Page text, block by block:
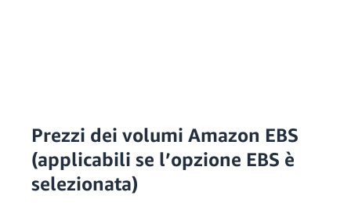
Prezzi dei volumi Amazon EBS
(applicabili se l’opzione EBS è
selezionata)